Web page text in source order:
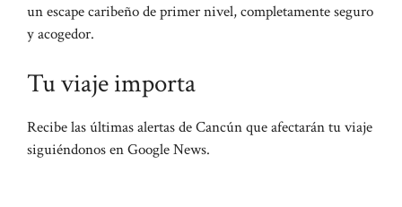
un escape caribeño de primer nivel, completamente seguro
y acogedor.
Tu viaje importa
Recibe las últimas alertas de Cancún que afectarán tu viaje
siguiéndonos en Google News.